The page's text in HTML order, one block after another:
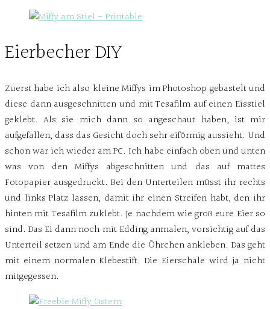
Eierbecher DIY
Zuerst habe ich also kleine Miffys im Photoshop gebastelt und
diese dann ausgeschnitten und mit Tesafilm auf einen Eisstiel
geklebt. Als sie mich dann so angeschaut haben, ist mir
aufgefallen, dass das Gesicht doch sehr eiförmig aussieht. Und
schon war ich wieder am PC. Ich habe einfach oben und unten
was von den Miffys abgeschnitten und das auf mattes
Fotopapier ausgedruckt. Bei den Unterteilen müsst ihr rechts
und links Platz lassen, damit ihr einen Streifen habt, den ihr
hinten mit Tesafilm zuklebt. Je nachdem wie groß eure Eier so
sind. Das Ei dann noch mit Edding anmalen, vorsichtig auf das
Unterteil setzen und am Ende die Öhrchen ankleben. Das geht
mit einem normalen Klebestift. Die Eierschale wird ja nicht
mitgegessen.